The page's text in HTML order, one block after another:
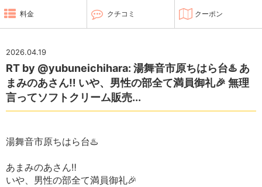
料金 クチコミ クーポン
2026.04.19
RT by @yubuneichihara: 湯舞音市原ちはら台♨️ あ
まみのあさん‼️ いや、男性の部全て満員御礼🎉 無理
言ってソフトクリーム販売...
湯舞音市原ちはら台♨️
あまみのあさん‼️
いや、男性の部全て満員御礼🎉